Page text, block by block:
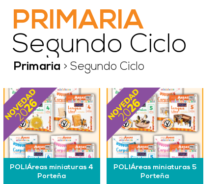
PRIMARIA
Segundo Ciclo
Primaria > Segundo Ciclo
POLIÁreas miniaturas 4
Porteña
POLIÁreas miniaturas 5
Porteña